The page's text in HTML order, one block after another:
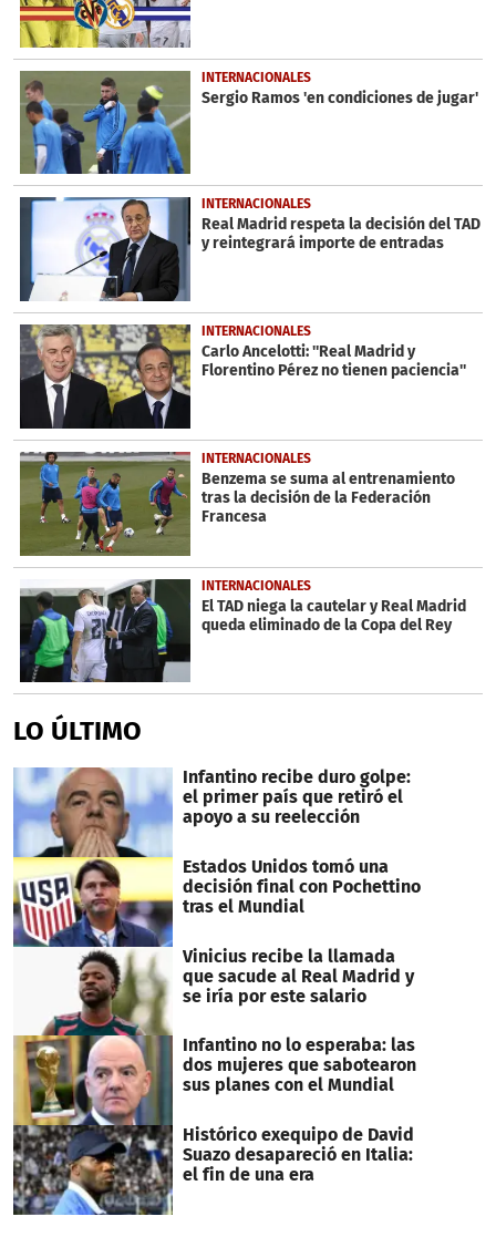
INTERNACIONALES
Sergio Ramos 'en condiciones de jugar'
INTERNACIONALES
Real Madrid respeta la decisión del TAD
y reintegrará importe de entradas
INTERNACIONALES
Carlo Ancelotti: ''Real Madrid y
Florentino Pérez no tienen paciencia''
INTERNACIONALES
Benzema se suma al entrenamiento
tras la decisión de la Federación
Francesa
INTERNACIONALES
El TAD niega la cautelar y Real Madrid
queda eliminado de la Copa del Rey
LO ÚLTIMO
Infantino recibe duro golpe:
el primer país que retiró el
apoyo a su reelección
Estados Unidos tomó una
decisión final con Pochettino
tras el Mundial
Vinicius recibe la llamada
que sacude al Real Madrid y
se iría por este salario
Infantino no lo esperaba: las
dos mujeres que sabotearon
sus planes con el Mundial
Histórico exequipo de David
Suazo desapareció en Italia:
el fin de una era